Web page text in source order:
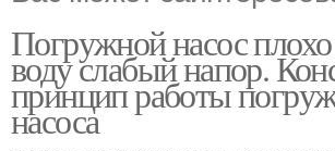
Погружной насос плохо
воду слабый напор.
принцип работы
насоса